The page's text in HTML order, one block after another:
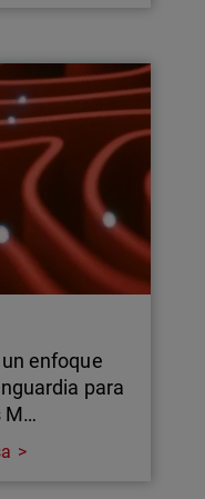
enfoque
para
M…